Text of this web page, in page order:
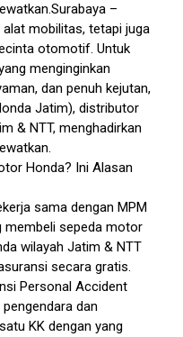
–
mobilitas, tetapi juga
otomotif. Untuk
menginginkan
dan penuh kejutan,
Jatim), distributor
& NTT, menghadirkan
Honda? Ini Alasan
sama dengan MPM
membeli sepeda motor
wilayah Jatim & NTT
secara gratis.
Personal Accident
dan
KK dengan yang